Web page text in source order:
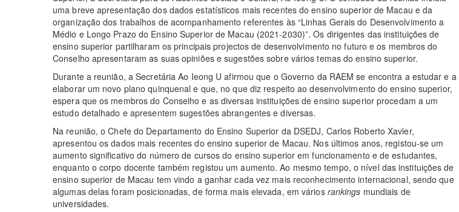
uma breve apresentação dos dados estatísticos mais recentes do ensino superior de Macau e da
organização dos trabalhos de acompanhamento referentes às “Linhas Gerais do Desenvolvimento a
Médio e Longo Prazo do Ensino Superior de Macau (2021-2030)”. Os dirigentes das instituições de
ensino superior partilharam os principais projectos de desenvolvimento no futuro e os membros do
Conselho apresentaram as suas opiniões e sugestões sobre vários temas do ensino superior.
Durante a reunião, a Secretária Ao Ieong U afirmou que o Governo da RAEM se encontra a estudar e a
elaborar um novo plano quinquenal e que, no que diz respeito ao desenvolvimento do ensino superior,
espera que os membros do Conselho e as diversas instituições de ensino superior procedam a um
estudo detalhado e apresentem sugestões abrangentes e diversas.
Na reunião, o Chefe do Departamento do Ensino Superior da DSEDJ, Carlos Roberto Xavier,
apresentou os dados mais recentes do ensino superior de Macau. Nos últimos anos, registou-se um
aumento significativo do número de cursos do ensino superior em funcionamento e de estudantes,
enquanto o corpo docente também registou um aumento. Ao mesmo tempo, o nível das instituições de
ensino superior de Macau tem vindo a ganhar cada vez mais reconhecimento internacional, sendo que
algumas delas foram posicionadas, de forma mais elevada, em vários rankings mundiais de
universidades.